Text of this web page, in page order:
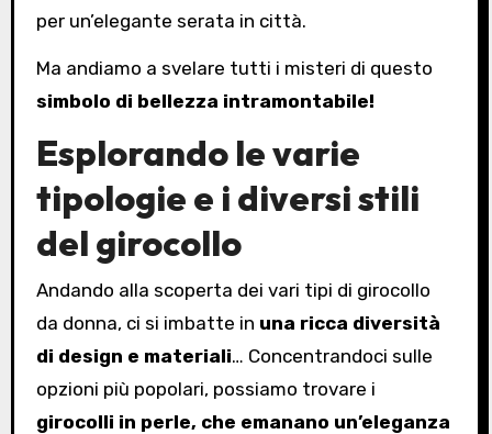
per un’elegante serata in città.
Ma andiamo a svelare tutti i misteri di questo
simbolo di bellezza intramontabile!
Esplorando le varie
tipologie e i diversi stili
del girocollo
Andando alla scoperta dei vari tipi di girocollo
da donna, ci si imbatte in una ricca diversità
di design e materiali… Concentrandoci sulle
opzioni più popolari, possiamo trovare i
girocolli in perle, che emanano un’eleganza